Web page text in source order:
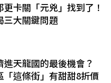
更卡關「元兇」找到了！
三大關鍵問題
進天龍國的最後機會？
「這條街」有甜甜8折價